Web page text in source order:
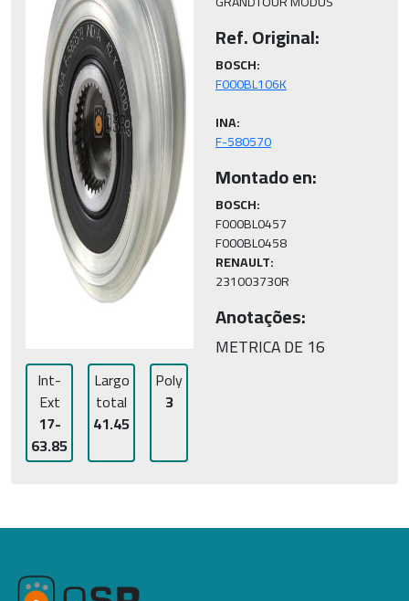
Int-
Ext
17-
63.85
Largo
total
41.45
Poly
3
Ref. Original:
BOSCH:
INA:
F-580570
Montado en:
BOSCH:
F000BL0457
RENAULT:
231003730R
Anotações:
METRICA DE 16